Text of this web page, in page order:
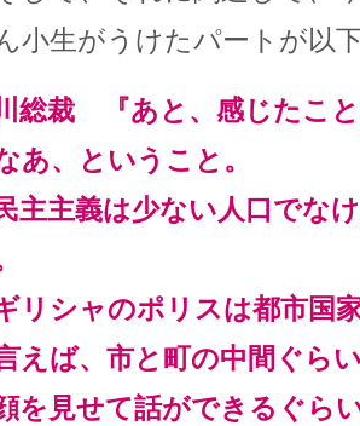
小生がうけたパートが以
総裁 『あと、感じたこ
あ、ということ。
主主義は少ない人口でな
リシャのポリスは都市国
えば、市と町の中間ぐら
を見せて話ができるぐら